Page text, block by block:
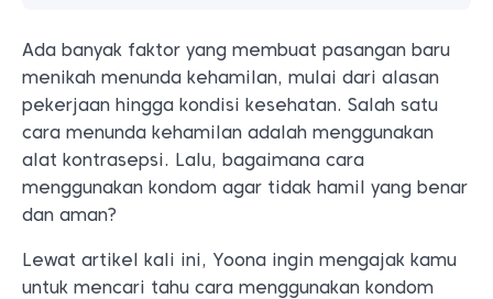
Ada banyak faktor yang membuat pasangan baru
menikah menunda kehamilan, mulai dari alasan
pekerjaan hingga kondisi kesehatan. Salah satu
cara menunda kehamilan adalah menggunakan
alat kontrasepsi. Lalu, bagaimana cara
menggunakan kondom agar tidak hamil yang benar
dan aman?
Lewat artikel kali ini, Yoona ingin mengajak kamu
untuk mencari tahu cara menggunakan kondom